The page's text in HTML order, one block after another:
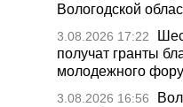
Вологодской
3.08.2026 17:22
получат гранты
молодежного
3.08.2026 16:56